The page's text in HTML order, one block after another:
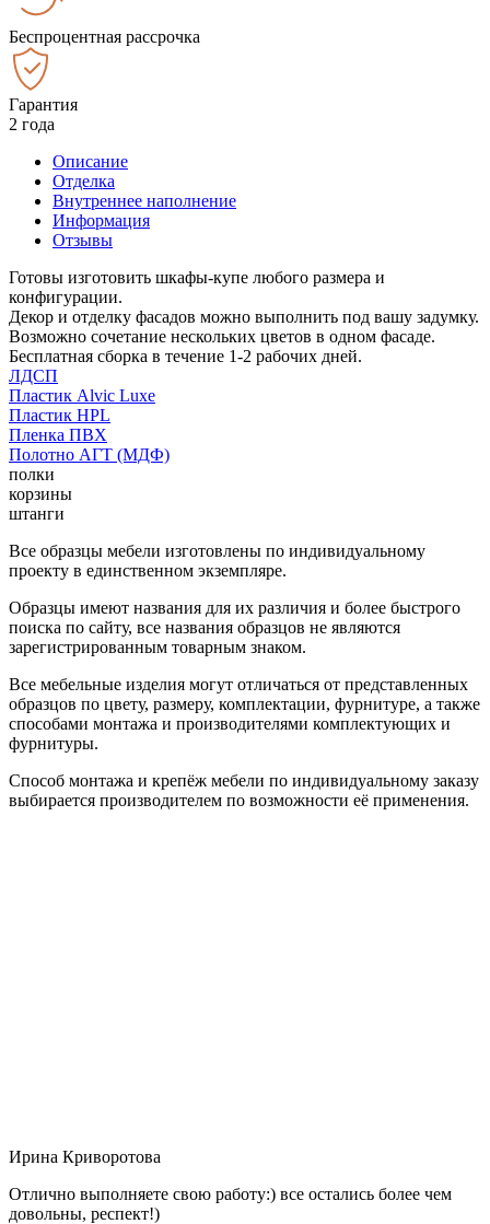
Беспроцентная рассрочка
Гарантия
2 года
Описание
Отделка
Внутреннее наполнение
Информация
Отзывы
Готовы изготовить шкафы-купе любого размера и
конфигурации.
Декор и отделку фасадов можно выполнить под вашу задумку.
Возможно сочетание нескольких цветов в одном фасаде.
Бесплатная сборка в течение 1-2 рабочих дней.
ЛДСП
Пластик Alvic Luxe
Пластик HPL
Пленка ПВХ
Полотно АГТ (МДФ)
полки
корзины
штанги
Все образцы мебели изготовлены по индивидуальному
проекту в единственном экземпляре.
Образцы имеют названия для их различия и более быстрого
поиска по сайту, все названия образцов не являются
зарегистрированным товарным знаком.
Все мебельные изделия могут отличаться от представленных
образцов по цвету, размеру, комплектации, фурнитуре, а также
способами монтажа и производителями комплектующих и
фурнитуры.
Способ монтажа и крепёж мебели по индивидуальному заказу
выбирается производителем по возможности её применения.
Ирина Криворотова
Отлично выполняете свою работу:) все остались более чем
довольны, респект!)